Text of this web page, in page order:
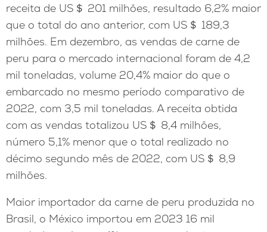
receita de US＄ 201 milhões, resultado 6,2% maior
que o total do ano anterior, com US＄ 189,3
milhões. Em dezembro, as vendas de carne de
peru para o mercado internacional foram de 4,2
mil toneladas, volume 20,4% maior do que o
embarcado no mesmo período comparativo de
2022, com 3,5 mil toneladas. A receita obtida
com as vendas totalizou US＄ 8,4 milhões,
número 5,1% menor que o total realizado no
décimo segundo mês de 2022, com US＄ 8,9
milhões.
Maior importador da carne de peru produzida no
Brasil, o México importou em 2023 16 mil